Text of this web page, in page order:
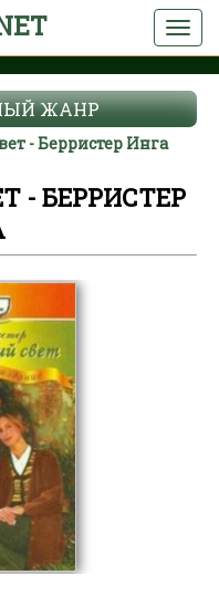
ЖАНР
- Берристер Инга
- БЕРРИСТЕР